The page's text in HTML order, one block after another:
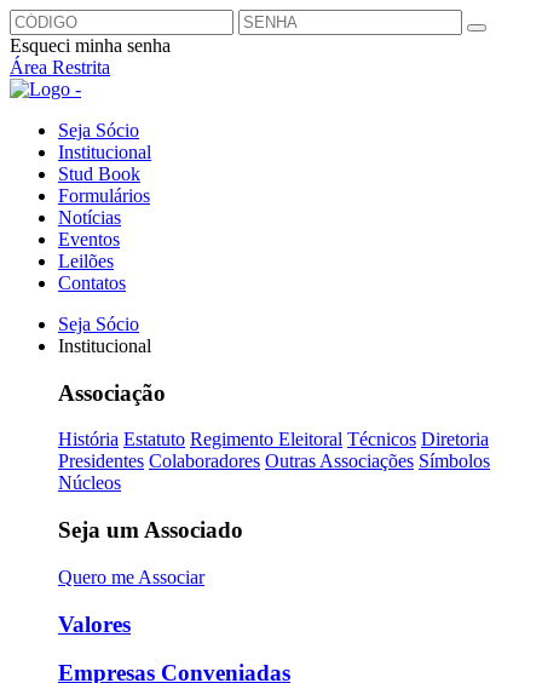
Esqueci minha senha
Área Restrita
Seja Sócio
Institucional
Stud Book
Formulários
Notícias
Eventos
Leilões
Contatos
Seja Sócio
Institucional
Associação
História Estatuto Regimento Eleitoral Técnicos Diretoria
Presidentes Colaboradores Outras Associações Símbolos
Núcleos
Seja um Associado
Quero me Associar
Valores
Empresas Conveniadas